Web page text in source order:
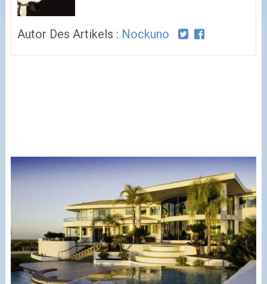
Autor Des Artikels : Nockuno